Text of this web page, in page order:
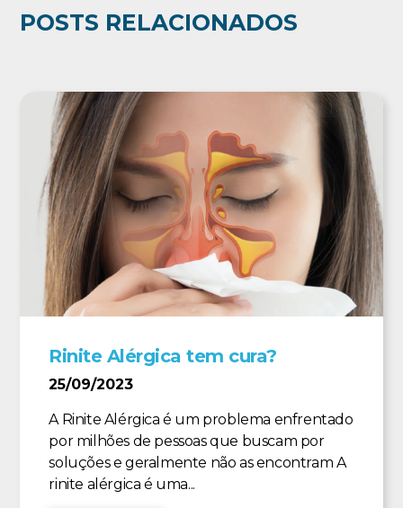
POSTS RELACIONADOS
Rinite Alérgica tem cura?
25/09/2023
A Rinite Alérgica é um problema enfrentado
por milhões de pessoas que buscam por
soluções e geralmente não as encontram A
rinite alérgica é uma...